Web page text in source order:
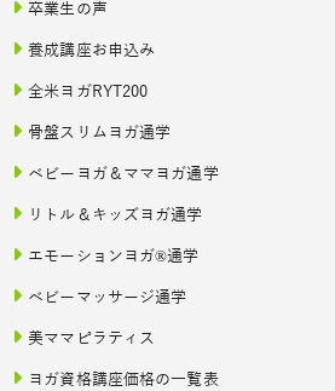
卒業生の声
養成講座お申込み
全米ヨガRYT200
骨盤スリムヨガ通学
ベビーヨガ＆ママヨガ通学
リトル＆キッズヨガ通学
エモーションヨガ®通学
ベビーマッサージ通学
美ママピラティス
ヨガ資格講座価格の一覧表